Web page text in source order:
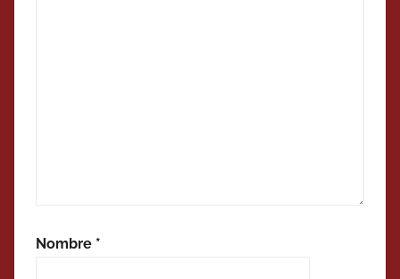
Nombre *